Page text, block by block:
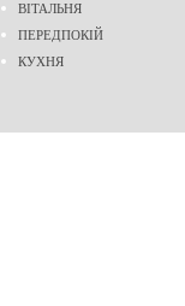
ВІТАЛЬНЯ
ПЕРЕДПОКІЙ
КУХНЯ